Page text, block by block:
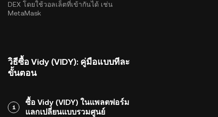
DEX โดยใช้วอลเล็ตที่เข้ากันได้ เช่น
MetaMask
วิธีซื้อ Vidy (VIDY): คู่มือแบบทีละ
ขั้นตอน
1
ซื้อ Vidy (VIDY) ในแพลตฟอร์ม
แลกเปลี่ยนแบบรวมศูนย์